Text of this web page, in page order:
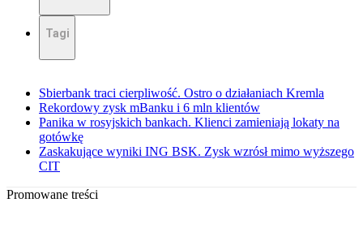
Tagi
Sbierbank traci cierpliwość. Ostro o działaniach Kremla
Rekordowy zysk mBanku i 6 mln klientów
Panika w rosyjskich bankach. Klienci zamieniają lokaty na
gotówkę
Zaskakujące wyniki ING BSK. Zysk wzrósł mimo wyższego
CIT
Promowane treści